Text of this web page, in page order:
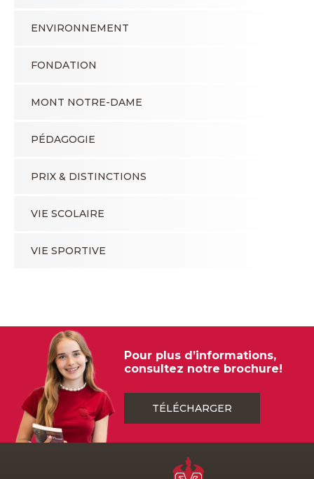
ENVIRONNEMENT
FONDATION
MONT NOTRE-DAME
PÉDAGOGIE
PRIX & DISTINCTIONS
VIE SCOLAIRE
VIE SPORTIVE
Pour plus d’informations,
consultez notre brochure!
TÉLÉCHARGER